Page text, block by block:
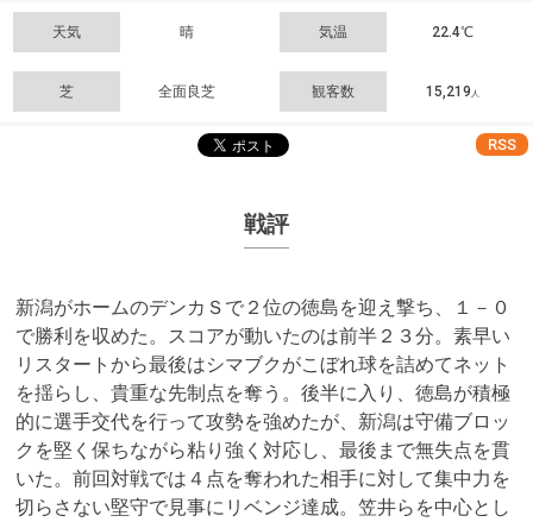
天気 晴 気温 22.4℃
芝 全面良芝 観客数 15,219 人
RSS
戦評
新潟がホームのデンカＳで２位の徳島を迎え撃ち、１－０
で勝利を収めた。スコアが動いたのは前半２３分。素早い
リスタートから最後はシマブクがこぼれ球を詰めてネット
を揺らし、貴重な先制点を奪う。後半に入り、徳島が積極
的に選手交代を行って攻勢を強めたが、新潟は守備ブロッ
クを堅く保ちながら粘り強く対応し、最後まで無失点を貫
いた。前回対戦では４点を奪われた相手に対して集中力を
切らさない堅守で見事にリベンジ達成。笠井らを中心とし